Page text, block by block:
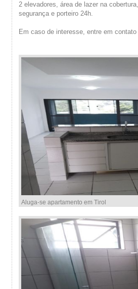
2 elevadores, área de lazer na
segurança e porteiro 24h.
Em caso de interesse, entre em
Aluga-se apartamento em Tirol